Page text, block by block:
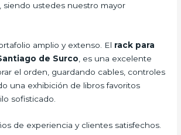
siendo ustedes nuestro mayor
amplio y extenso. El rack para
de Surco, es una excelente
el orden, guardando cables, controles
una exhibición de libros favoritos
sofisticado.
de experiencia y clientes satisfechos.